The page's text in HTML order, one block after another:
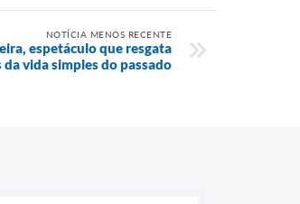
NOTÍCIA MENOS RECENTE
espetáculo que resgata
da vida simples do passado